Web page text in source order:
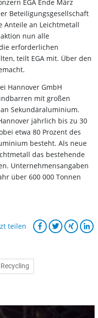
EGA Ende März
Beteiligungsgesellschaft
Anteile an Leichtmetall
nun alle
erforderlichen
teilt EGA mit. Über den
Hannover GmbH
mit großen
Sekundäraluminium.
jährlich bis zu 30
etwa 80 Prozent des
besteht. Als neue
das bestehende
Unternehmensangaben
über 600 000 Tonnen
teilen
Recycling